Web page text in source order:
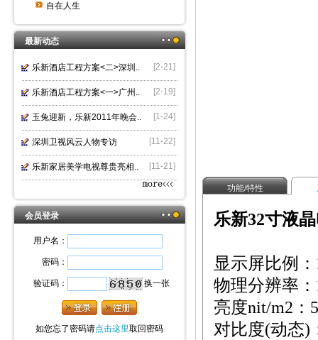
自在人生
最新动态
乐新酒店工程方案<二>深圳.. [2-21]
乐新酒店工程方案<一>广州.. [2-19]
玉兔迎新，乐新2011年晚会.. [1-24]
深圳卫视风云人物专访 [11-22]
乐新家居美学电视尊贵亮相.. [11-21]
会员登录
用户名：
密码：
验证码： 换一张
如您忘了密码请点击这里取回密码
功能/特性
乐新32寸液
显示屏比例：
物理分辨率：
亮度nit/m2 ：
对比度(动态)